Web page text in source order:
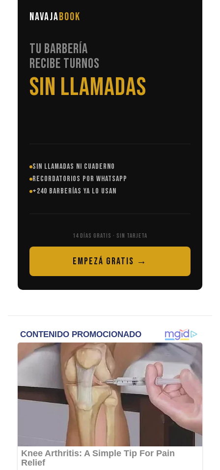
NAVAJABOOK
TU BARBERÍA
RECIBE TURNOS
EN AUTOMÁTICO
SIN LLAMADAS NI CUADERNO
RECORDATORIOS POR WHATSAPP
+240 BARBERÍAS YA LO USAN
14 DÍAS GRATIS · SIN TARJETA
EMPEZÁ GRATIS →